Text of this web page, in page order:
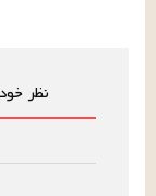
نظر